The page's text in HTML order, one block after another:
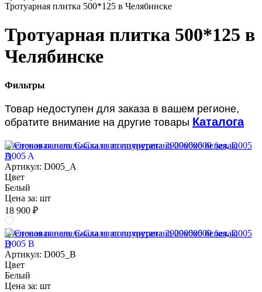
Тротуарная плитка 500*125 в Челябинске
Тротуарная плитка 500*125 в
Челябинске
Фильтры
Товар недоступен для заказа в вашем регионе,
обратите внимание на другие товары Каталога
Стеновая панель Скала из полиуретана 2900х600 белая, D005
A
Артикул: D005_A
Цвет
Белый
Цена за: шт
18 900 ₽
Стеновая панель Скала из полиуретана 2900х600 белая, D005
B
Артикул: D005_B
Цвет
Белый
Цена за: шт